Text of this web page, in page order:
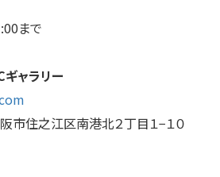
まで
ャラリー
市住之江区南港北２丁目１−１０